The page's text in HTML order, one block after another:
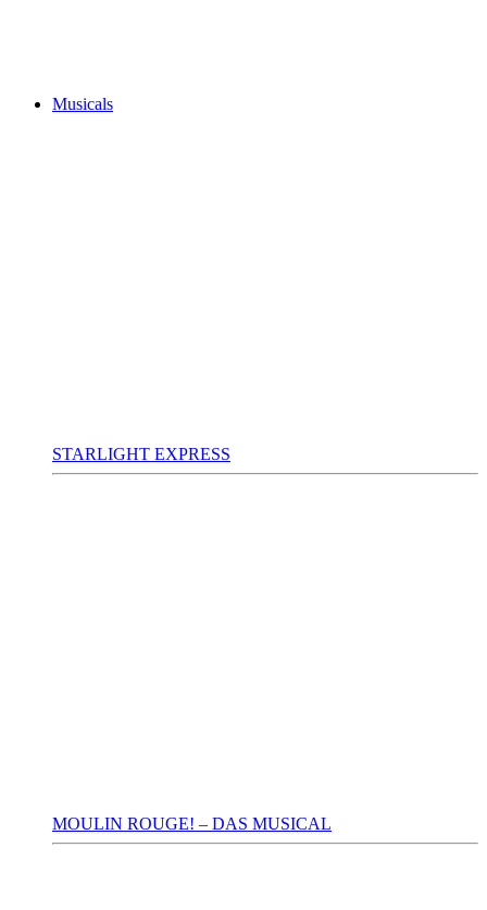
Musicals
STARLIGHT EXPRESS
MOULIN ROUGE! – DAS MUSICAL